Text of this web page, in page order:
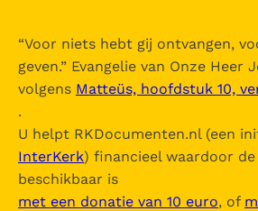
“Voor niets hebt gij ontvangen,
geven.” Evangelie van Onze Heer
volgens Matteüs, hoofdstuk 10,
.
U helpt RKDocumenten.nl (een
InterKerk) financieel waardoor
beschikbaar is
met een donatie van 10 euro, of
De Bijbel
Inhoudsopgave
uitklappen